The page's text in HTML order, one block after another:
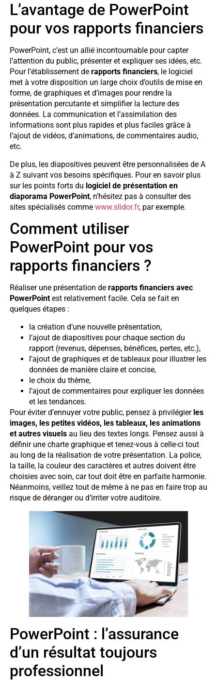
L’avantage de PowerPoint
pour vos rapports financiers
PowerPoint, c’est un allié incontournable pour capter
l’attention du public, présenter et expliquer ses idées, etc.
Pour l’établissement de rapports financiers, le logiciel
met à votre disposition un large choix d’outils de mise en
forme, de graphiques et d’images pour rendre la
présentation percutante et simplifier la lecture des
données. La communication et l’assimilation des
informations sont plus rapides et plus faciles grâce à
l’ajout de vidéos, d’animations, de commentaires audio,
etc.
De plus, les diapositives peuvent être personnalisées de A
à Z suivant vos besoins spécifiques. Pour en savoir plus
sur les points forts du logiciel de présentation en
diaporama PowerPoint, n’hésitez pas à consulter des
sites spécialisés comme www.slidor.fr, par exemple.
Comment utiliser
PowerPoint pour vos
rapports financiers ?
Réaliser une présentation de rapports financiers avec
PowerPoint est relativement facile. Cela se fait en
quelques étapes :
la création d’une nouvelle présentation,
l’ajout de diapositives pour chaque section du
rapport (revenus, dépenses, bénéfices, pertes, etc.),
l’ajout de graphiques et de tableaux pour illustrer les
données de manière claire et concise,
le choix du thème,
l’ajout de commentaires pour expliquer les données
et les tendances.
Pour éviter d’ennuyer votre public, pensez à privilégier les
images, les petites vidéos, les tableaux, les animations
et autres visuels au lieu des textes longs. Pensez aussi à
définir une charte graphique et tenez-vous à celle-ci tout
au long de la réalisation de votre présentation. La police,
la taille, la couleur des caractères et autres doivent être
choisies avec soin, car tout doit être en parfaite harmonie.
Néanmoins, veillez tout de même à ne pas en faire trop au
risque de déranger ou d’irriter votre auditoire.
PowerPoint : l’assurance
d’un résultat toujours
professionnel